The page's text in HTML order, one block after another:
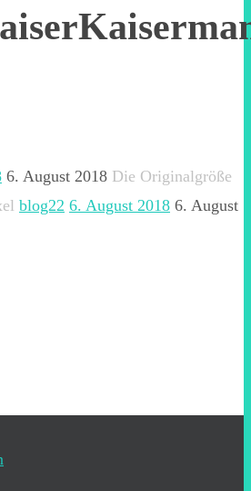
6. August 2018 Die Originalgröße
blog22 6. August 2018 6. August